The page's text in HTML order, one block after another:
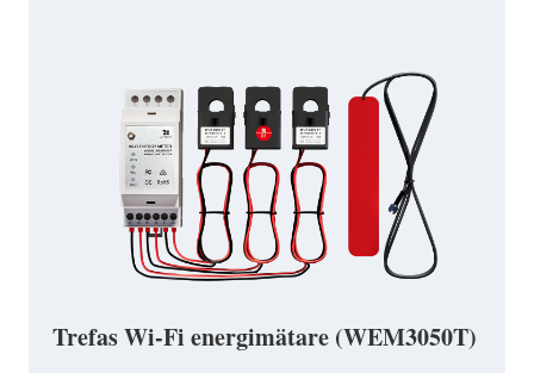
Trefas Wi-Fi energimätare (WEM3050T)